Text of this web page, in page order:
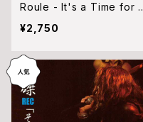
Roule - It's a Time for a
New Time (CD)
¥2,750